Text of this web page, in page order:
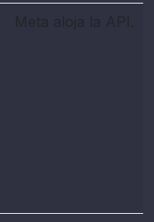
Meta aloja la API.